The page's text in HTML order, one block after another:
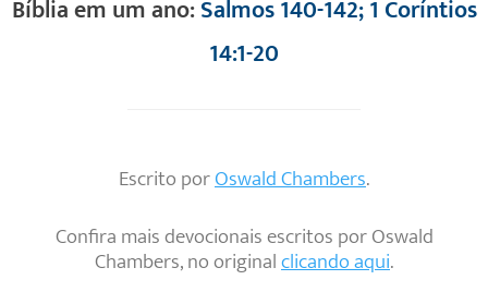
Bíblia em um ano:Salmos 140-142; 1 Coríntios
14:1-20
Escrito porOswald Chambers.
Confira mais devocionais escritos por Oswald
Chambers, no originalclicando aqui.